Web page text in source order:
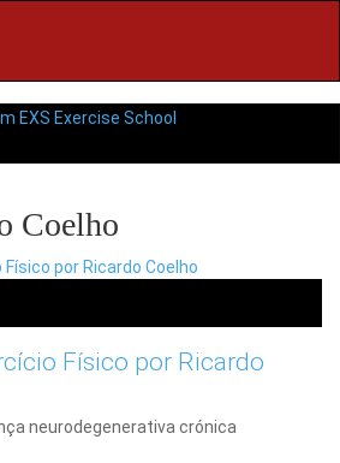
Coelho
Físico por Ricardo
neurodegenerativa crónica